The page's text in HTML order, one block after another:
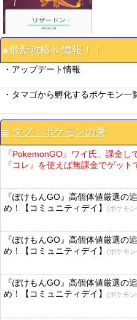
最新攻略＆情報！！
・アップデート情報
・タマゴから孵化するポケモン一
タグ：ポケモンの巣
『PokemonGO』ワイ氏、課金し
『コレ』を使えば無課金でゲッ
『ぽけもんGO』高個体値厳選の
め！【コミュニティデイ】
(ポケモ
『ぽけもんGO』高個体値厳選の
め！【コミュニティデイ】
(ポケモ
『ぽけもんGO』高個体値厳選の
め！【コミュニティデイ】
(ポケモ